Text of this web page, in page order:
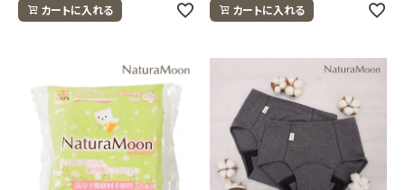
カートに入れる カートに入れる